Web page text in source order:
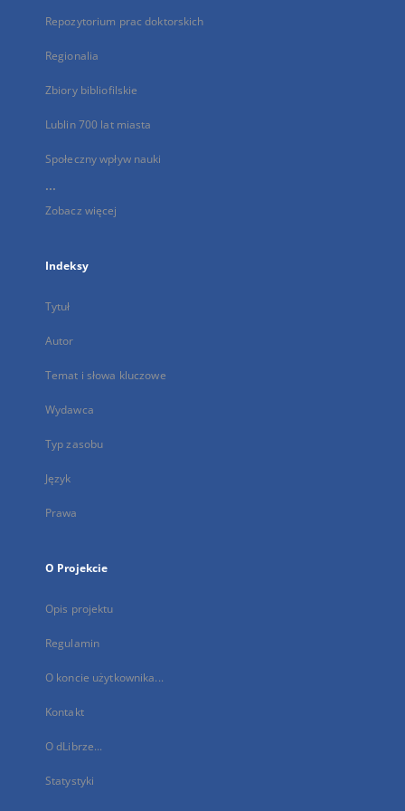
Repozytorium prac doktorskich
Regionalia
Zbiory bibliofilskie
Lublin 700 lat miasta
Społeczny wpływ nauki
...
Zobacz więcej
Indeksy
Tytuł
Autor
Temat i słowa kluczowe
Wydawca
Typ zasobu
Język
Prawa
O Projekcie
Opis projektu
Regulamin
O koncie użytkownika...
Kontakt
O dLibrze...
Statystyki